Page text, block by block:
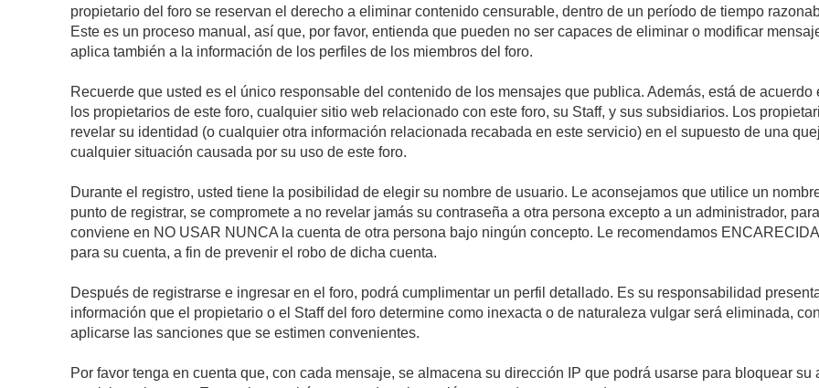
propietario del foro se reservan el derecho a eliminar contenido censurable, dentro de un período de tiempo
Este es un proceso manual, así que, por favor, entienda que pueden no ser capaces de eliminar o modificar
aplica también a la información de los perfiles de los miembros del foro.
Recuerde que usted es el único responsable del contenido de los mensajes que publica. Además, está de
los propietarios de este foro, cualquier sitio web relacionado con este foro, su Staff, y sus subsidiarios. Los
revelar su identidad (o cualquier otra información relacionada recabada en este servicio) en el supuesto de una
cualquier situación causada por su uso de este foro.
Durante el registro, usted tiene la posibilidad de elegir su nombre de usuario. Le aconsejamos que utilice un
punto de registrar, se compromete a no revelar jamás su contraseña a otra persona excepto a un administrador,
conviene en NO USAR NUNCA la cuenta de otra persona bajo ningún concepto. Le recomendamos
para su cuenta, a fin de prevenir el robo de dicha cuenta.
Después de registrarse e ingresar en el foro, podrá cumplimentar un perfil detallado. Es su responsabilidad
información que el propietario o el Staff del foro determine como inexacta o de naturaleza vulgar será eliminada,
aplicarse las sanciones que se estimen convenientes.
Por favor tenga en cuenta que, con cada mensaje, se almacena su dirección IP que podrá usarse para bloquear